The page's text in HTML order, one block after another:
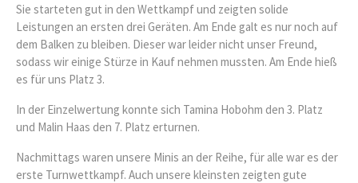
Sie starteten gut in den Wettkampf und zeigten solide
Leistungen an ersten drei Geräten. Am Ende galt es nur noch auf
dem Balken zu bleiben. Dieser war leider nicht unser Freund,
sodass wir einige Stürze in Kauf nehmen mussten. Am Ende hieß
es für uns Platz 3.
In der Einzelwertung konnte sich Tamina Hobohm den 3. Platz
und Malin Haas den 7. Platz erturnen.
Nachmittags waren unsere Minis an der Reihe, für alle war es der
erste Turnwettkampf. Auch unsere kleinsten zeigten gute